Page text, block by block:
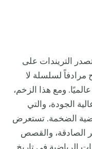
التريندات على
لسلسلة لا
ومع هذا الزخم،
الجودة، والتي
الضخمة. تستعرض
الصادقة، والقصص